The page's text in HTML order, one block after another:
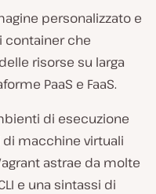
personalizzato e
container che
risorse su larga
PaaS e FaaS.
di esecuzione
macchine virtuali
astrae da molte
e una sintassi di